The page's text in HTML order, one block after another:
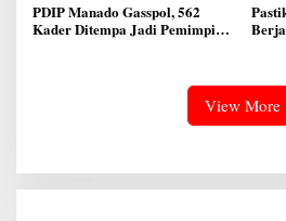
PDIP Manado Gasspol, 562
Kader Ditempa Jadi Pemimpin
View More